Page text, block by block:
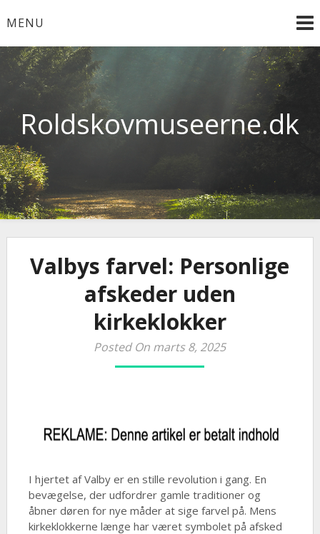
toMENU
Roldskovmuseerne.dk
Valbys farvel: Personlige
afskeder uden
kirkeklokker
Posted On marts 8, 2025
I hjertet af Valby er en stille revolution i gang. En
bevægelse, der udfordrer gamle traditioner og
åbner døren for nye måder at sige farvel på. Mens
kirkeklokkerne længe har været symbolet på afsked